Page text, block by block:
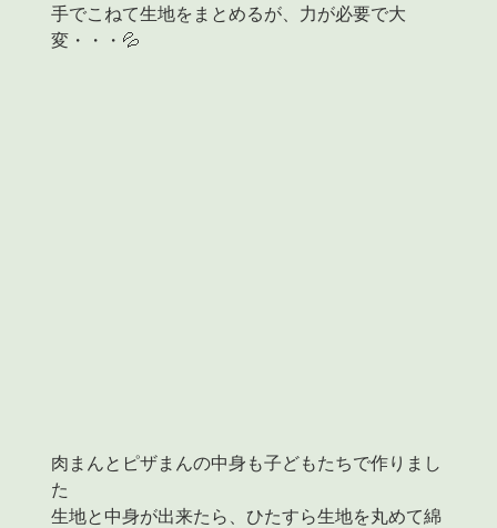
手でこねて生地をまとめるが、力が必要で大
変・・・💦
肉まんとピザまんの中身も子どもたちで作りまし
た
生地と中身が出来たら、ひたすら生地を丸めて綿